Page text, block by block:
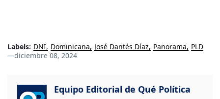
Labels: DNI Dominicana José Dantés Díaz Panorama PLD
—diciembre 08, 2024
Equipo Editorial de Qué Política